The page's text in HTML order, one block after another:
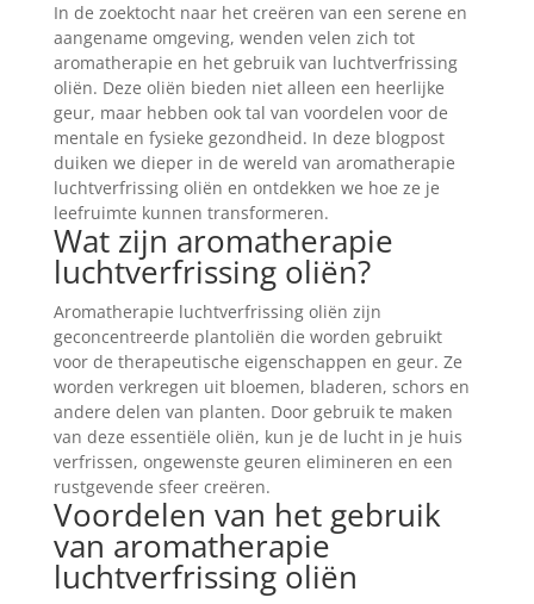
In de zoektocht naar het creëren van een serene en
aangename omgeving, wenden velen zich tot
aromatherapie en het gebruik van luchtverfrissing
oliën. Deze oliën bieden niet alleen een heerlijke
geur, maar hebben ook tal van voordelen voor de
mentale en fysieke gezondheid. In deze blogpost
duiken we dieper in de wereld van aromatherapie
luchtverfrissing oliën en ontdekken we hoe ze je
leefruimte kunnen transformeren.
Wat zijn aromatherapie
luchtverfrissing oliën?
Aromatherapie luchtverfrissing oliën zijn
geconcentreerde plantoliën die worden gebruikt
voor de therapeutische eigenschappen en geur. Ze
worden verkregen uit bloemen, bladeren, schors en
andere delen van planten. Door gebruik te maken
van deze essentiële oliën, kun je de lucht in je huis
verfrissen, ongewenste geuren elimineren en een
rustgevende sfeer creëren.
Voordelen van het gebruik
van aromatherapie
luchtverfrissing oliën